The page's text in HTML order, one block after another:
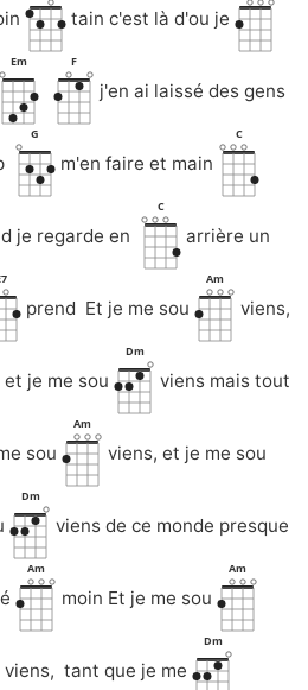
tain c'est là d'ou je
Em F
j'en ai laissé des gens
G
m'en faire et main
C
je regarde en
C
arrière un
prend Et je me sou
Am
viens,
et je me sou
Dm
viens mais tout
sou
Am
viens, et je me sou
Dm
viens de ce monde presque
Am
moin Et je me sou
Am
viens, tant que je me
Dm